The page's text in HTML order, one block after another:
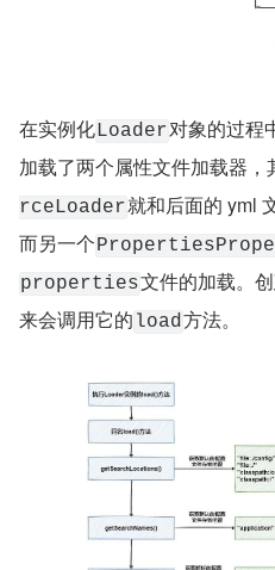
在实例化Loader对象的过程
加载了两个属性文件加载器，
rceLoader就和后面的 yml
而另一个
properties文件的加载。
来会调用它的 load方法。